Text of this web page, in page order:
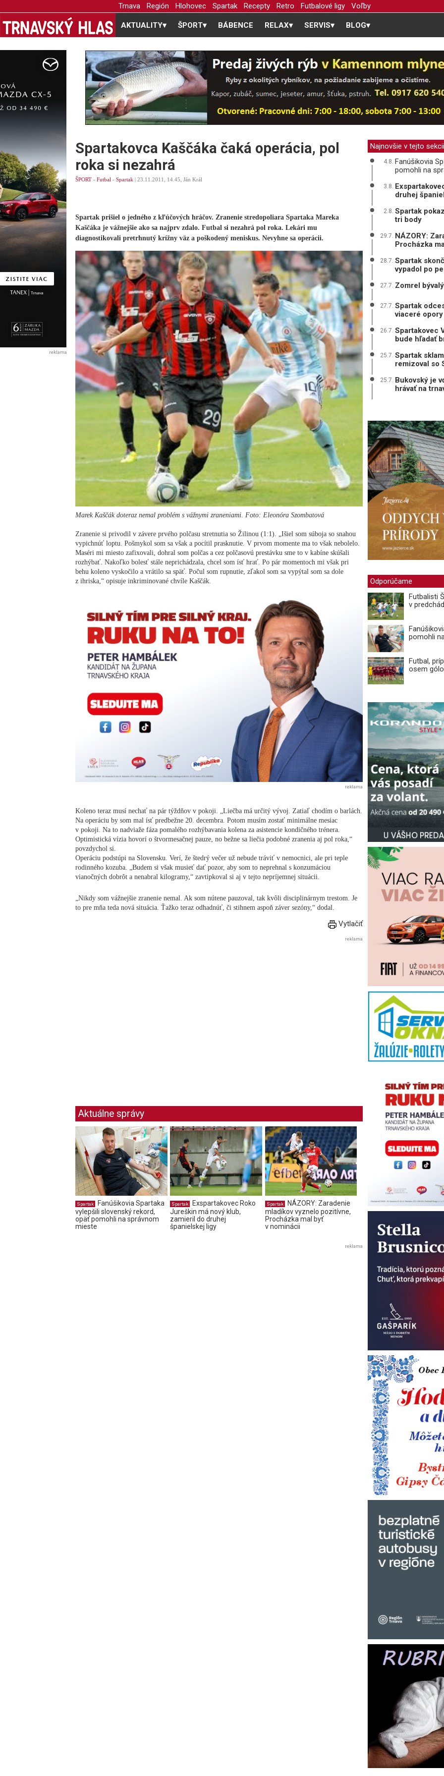
Trnava Región Hlohovec Spartak Recepty Retro Futbalové ligy Voľby
AKTUALITY▾ ŠPORT▾ BÁBENCE RELAX▾ SERVIS▾ BLOG▾
Spartakovca Kaščáka čaká operácia, pol
roka si nezahrá
ŠPORT - Futbal - Spartak | 23.11.2011, 14.45, Ján Král
Spartak prišiel o jedného z kľúčových hráčov. Zranenie stredopoliara Spartaka Mareka
Kaščáka je vážnejšie ako sa najprv zdalo. Futbal si nezahrá pol roka. Lekári mu
diagnostikovali pretrhnutý krížny väz a poškodený meniskus. Nevyhne sa operácii.
Marek Kaščák doteraz nemal problém s vážnymi zraneniami. Foto: Eleonóra Szombatová
Zranenie si privodil v závere prvého polčasu stretnutia so Žilinou (1:1). „Išiel som súboja so snahou
vypichnúť loptu. Pošmykol som sa však a pocítil prasknutie. V prvom momente ma to však nebolelo.
Maséri mi miesto zafixovali, dohral som polčas a cez polčasovú prestávku sme to v kabíne skúšali
rozhýbať. Nakoľko bolesť stále neprichádzala, chcel som ísť hrať. Po pár momentoch mi však pri
behu koleno vyskočilo a vrátilo sa späť. Počul som rupnutie, zľakol som sa vypýtal som sa dole
z ihriska,“ opisuje inkriminované chvíle Kaščák.
reklama
Koleno teraz musí nechať na pár týždňov v pokoji. „Liečba má určitý vývoj. Zatiaľ chodím o barlách.
Na operáciu by som mal ísť predbežne 20. decembra. Potom musím zostať minimálne mesiac
v pokoji. Na to nadviaže fáza pomalého rozhýbavania kolena za asistencie kondičného trénera.
Optimistická vízia hovorí o štvormesačnej pauze, no bežne sa liečia podobné zranenia aj pol roka,“
povzdychol si.
Operáciu podstúpi na Slovensku. Verí, že štedrý večer už nebude tráviť v nemocnici, ale pri teple
rodinného kozuba. „Budem si však musieť dať pozor, aby som to neprehnal s konzumáciou
vianočných dobrôt a nenabral kilogramy,“ zavtipkoval si aj v tejto nepríjemnej situácii.
„Nikdy som vážnejšie zranenie nemal. Ak som nútene pauzoval, tak kvôli disciplinárnym trestom. Je
to pre mňa teda nová situácia. Ťažko teraz odhadnúť, či stihnem aspoň záver sezóny,“ dodal.
Vytlačiť
reklama
Aktuálne správy
Spartak
Fanúšikovia Spartaka
vylepšili slovenský rekord,
opäť pomohli na správnom
mieste
Spartak
Exspartakovec Roko
Jureškin má nový klub,
zamieril do druhej
španielskej ligy
Spartak
NÁZORY: Zaradenie
mladíkov vyznelo pozitívne,
Procházka mal byť
v nominácii
reklama
Najnovšie v tejto sekcii
4.8. Fanúšikovia
pomohli na
3.8.
druhej
2.8. Spartak
tri body
29.7. NÁZORY:
Procházka
28.7. Spartak
vypadol po
27.7. Zomrel
27.7. Spartak
viaceré opory
26.7. Spartakovec
bude hľadať
25.7. Spartak
remizoval so
25.7. Bukovský je
hrávať na
Odporúčame
Futbalisti
v
pomohli
Futbal,
osem
reklama